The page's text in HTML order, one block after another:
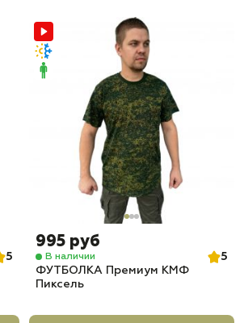
5
995 руб
В наличии
5
ФУТБОЛКА Премиум КМФ
Пиксель